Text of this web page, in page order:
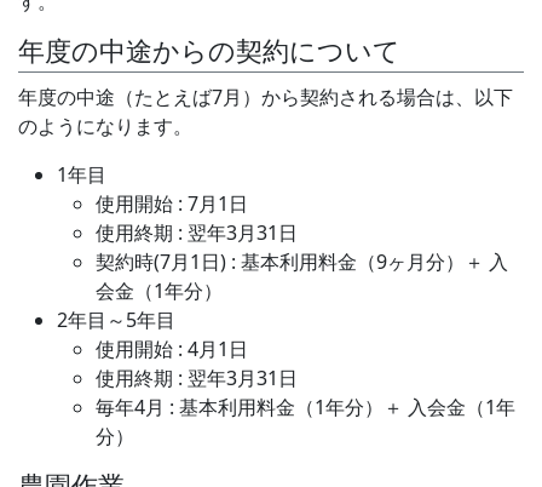
年度の中途からの契約について
年度の中途（たとえば7月）から契約される場合は、以下
のようになります。
1年目
使用開始 : 7月1日
使用終期 : 翌年3月31日
契約時(7月1日) : 基本利用料金（9ヶ月分）＋ 入
会金（1年分）
2年目～5年目
使用開始 : 4月1日
使用終期 : 翌年3月31日
毎年4月 : 基本利用料金（1年分）＋ 入会金（1年
分）